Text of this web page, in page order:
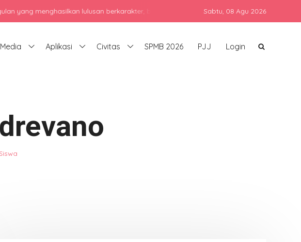
menghasilkan lulusan berkarakter, berprestasi, dan siap bersaing di era global dengan
Sabtu, 08 Agu 2026
Media Aplikasi Civitas SPMB 2026 PJJ Login